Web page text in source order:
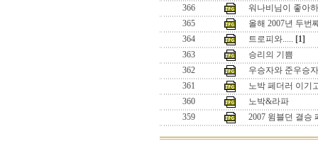
366
워나비님이 좋아
365
올해 2007년 두번
364
트로피와..... [1]
363
승리의 기쁨
362
우승자와 준우승자
361
노박 페더러 이기
360
노박&라파
359
2007 윔블던 결승